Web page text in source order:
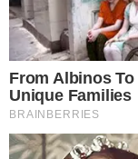
ALEXANDRE DE